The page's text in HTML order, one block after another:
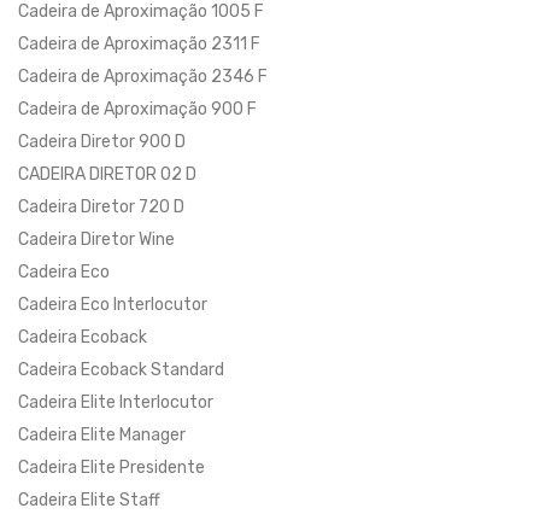
Cadeira de Aproximação 1005 F
Cadeira de Aproximação 2311 F
Cadeira de Aproximação 2346 F
Cadeira de Aproximação 900 F
Cadeira Diretor 900 D
CADEIRA DIRETOR 02 D
Cadeira Diretor 720 D
Cadeira Diretor Wine
Cadeira Eco
Cadeira Eco Interlocutor
Cadeira Ecoback
Cadeira Ecoback Standard
Cadeira Elite Interlocutor
Cadeira Elite Manager
Cadeira Elite Presidente
Cadeira Elite Staff